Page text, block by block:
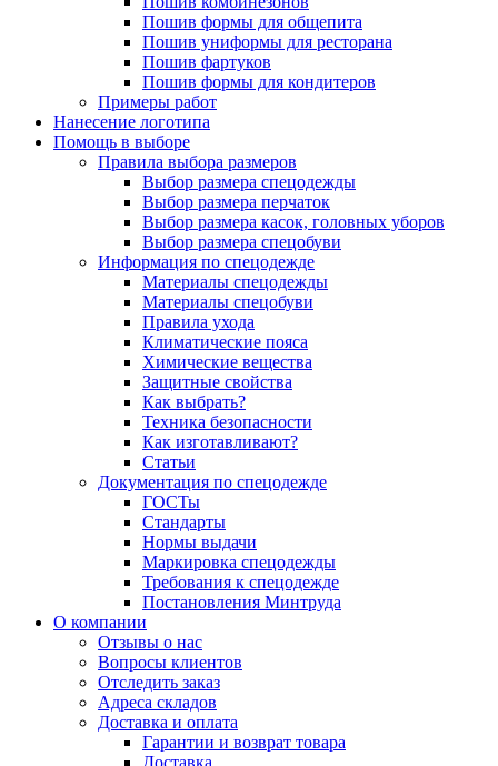
Пошив формы для общепита
Пошив униформы для ресторана
Пошив фартуков
Пошив формы для кондитеров
Примеры работ
Нанесение логотипа
Помощь в выборе
Правила выбора размеров
Выбор размера спецодежды
Выбор размера перчаток
Выбор размера касок, головных уборов
Выбор размера спецобуви
Информация по спецодежде
Материалы спецодежды
Материалы спецобуви
Правила ухода
Климатические пояса
Химические вещества
Защитные свойства
Как выбрать?
Техника безопасности
Как изготавливают?
Статьи
Документация по спецодежде
ГОСТы
Cтандарты
Нормы выдачи
Маркировка спецодежды
Требования к спецодежде
Постановления Минтруда
О компании
Отзывы о нас
Вопросы клиентов
Отследить заказ
Адреса складов
Доставка и оплата
Гарантии и возврат товара
Доставка